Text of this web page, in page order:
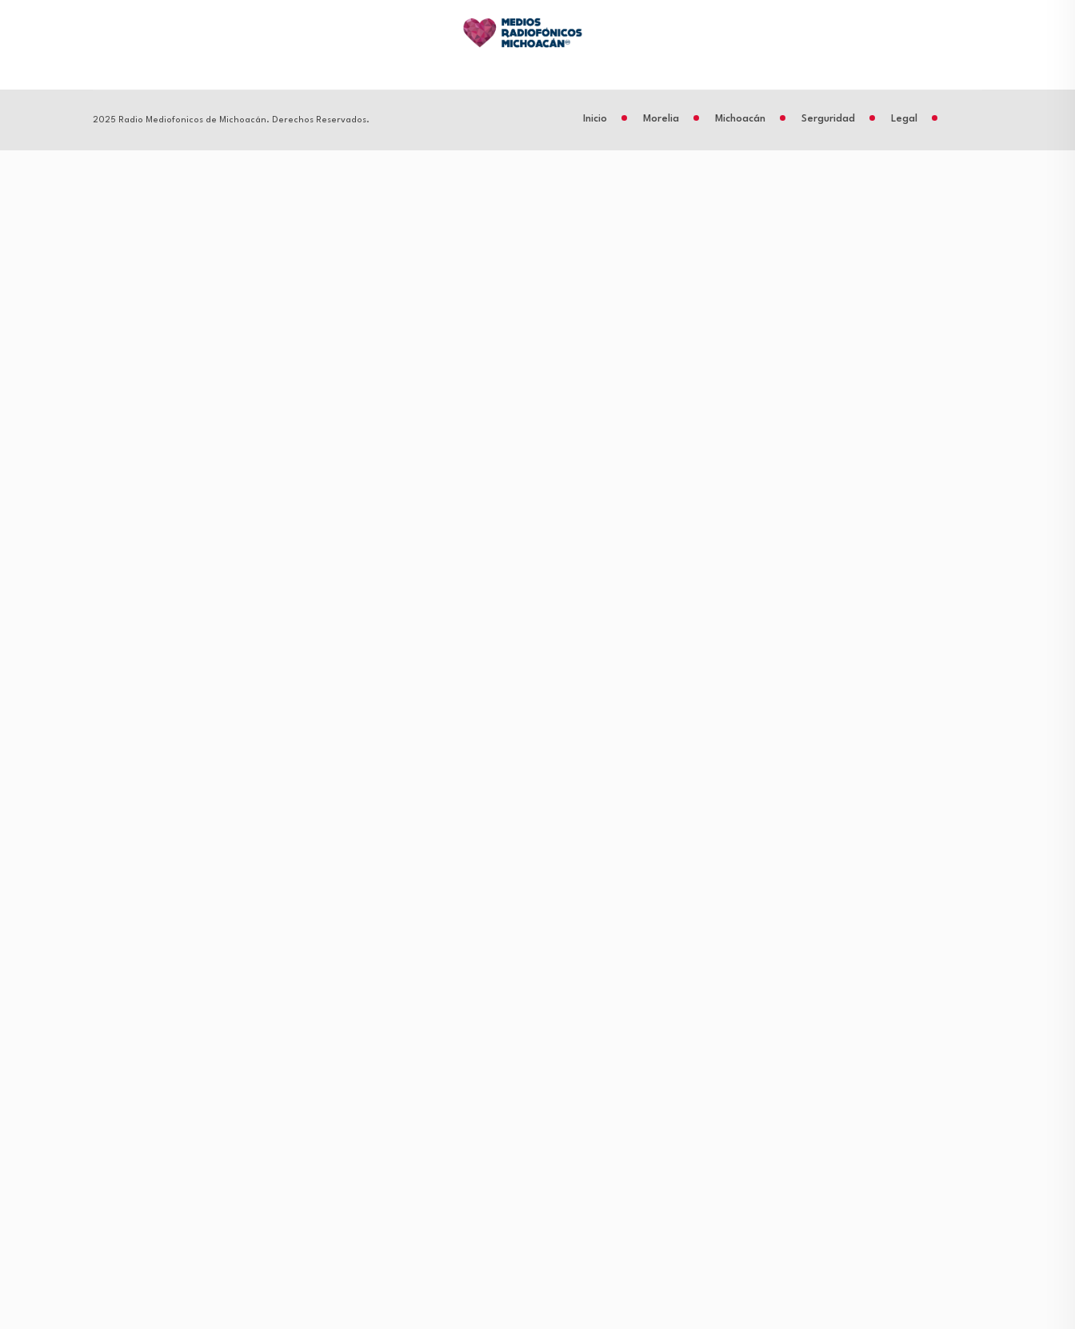
2025 Radio Mediofonicos de Michoacán. Derechos Reservados. Inicio Morelia Michoacán Serguridad Legal